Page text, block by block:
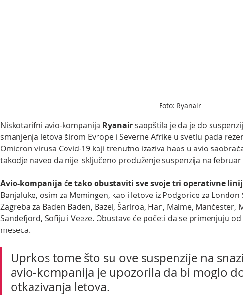
Foto: Ryanair
Niskotarifni avio-kompanija Ryanair saopštila je da je do
smanjenja letova širom Evrope i Severne Afrike u svetlu pada
Omicron virusa Covid-19 koji trenutno izaziva haos u avio
takodje naveo da nije isključeno produženje suspenzija na
Avio-kompanija će tako obustaviti sve svoje tri operativne
Banjaluke, osim za Memingen, kao i letove iz Podgorice za
Zagreba za Baden Baden, Bazel, Šarlroa, Han, Malme, Mančester,
Sandefjord, Sofiju i Veeze. Obustave će početi da se primenjuju
meseca.
Uprkos tome što su ove suspenzije na
avio-kompanija je upozorila da bi moglo
otkazivanja letova.